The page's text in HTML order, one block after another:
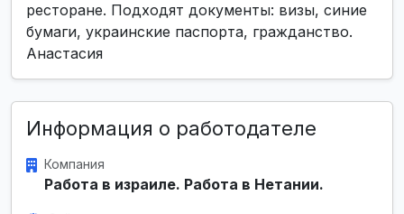
ресторане. Подходят документы: визы, синие
бумаги, украинские паспорта, гражданство.
Анастасия
Информация о работодателе
Компания
Работа в израиле. Работа в Нетании.